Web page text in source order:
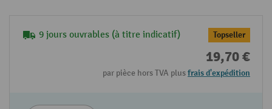
9 jours ouvrables (à titre indicatif) Topseller
19,70 €
par pièce hors TVA plusfrais d'expédition